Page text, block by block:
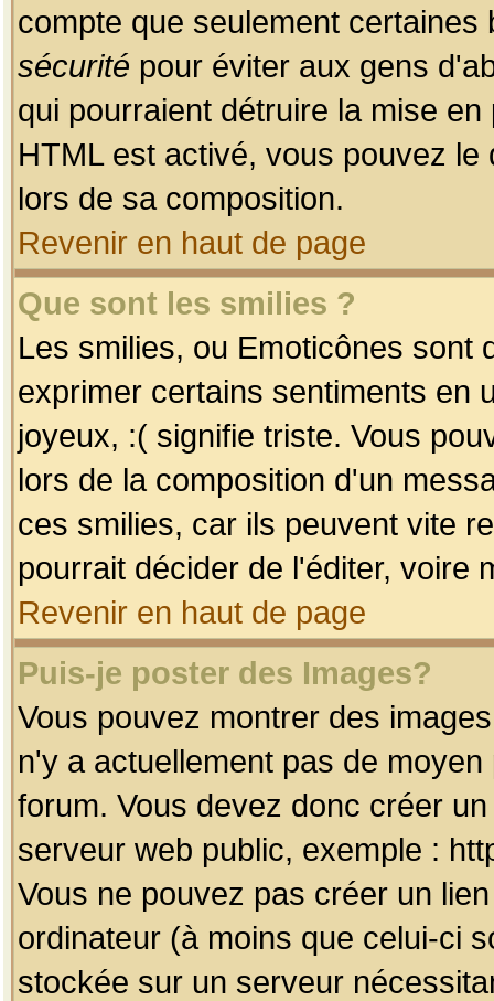
compte que seulement
sécurité pour éviter aux gens
qui pourraient détruire la mise
HTML est activé, vous pouvez
lors de sa composition.
Revenir en haut de page
Que sont les smilies ?
Les smilies, ou Emoticônes sont
exprimer certains sentiments en
joyeux, :( signifie triste. Vous
lors de la composition d'un
ces smilies, car ils peuvent vite
pourrait décider de l'éditer, voire
Revenir en haut de page
Puis-je poster des Images?
Vous pouvez montrer des
n'y a actuellement pas de
forum. Vous devez donc créer
serveur web public, exemple :
Vous ne pouvez pas créer un
ordinateur (à moins que celui-ci
stockée sur un serveur